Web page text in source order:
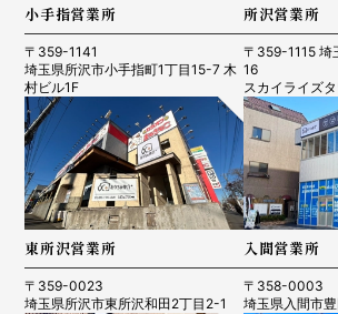
小手指営業所
〒359-1141
埼玉県所沢市小手指町1丁目15-7 木
村ビル1F
所沢営業所
〒359-1115 埼
16
スカイライズ
東所沢営業所
〒359-0023
埼玉県所沢市東所沢和田2丁目2-1
入間営業所
〒358-0003
埼玉県入間市